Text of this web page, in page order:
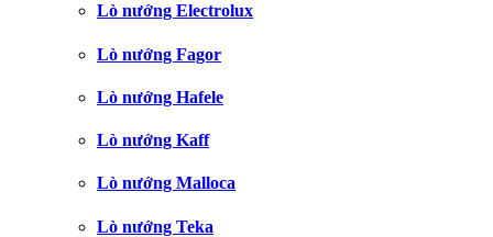
Lò nướng Electrolux
Lò nướng Fagor
Lò nướng Hafele
Lò nướng Kaff
Lò nướng Malloca
Lò nướng Teka